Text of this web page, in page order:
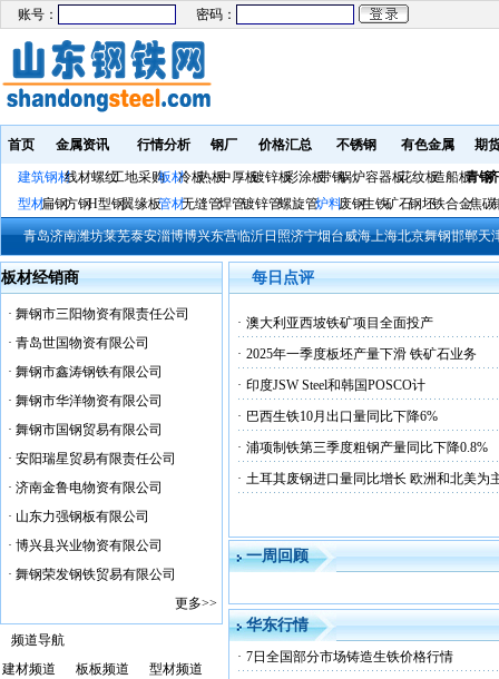
账号： 密码：
首页 金属资讯 行情分析 钢厂 价格汇总 不锈钢 有色金属 期
建筑钢材线材螺纹工地采购板材冷板热板中厚板镀锌板彩涂板带钢锅炉容器板花纹板造船板青钢
型材扁钢方钢H型钢翼缘板管材无缝管焊管镀锌管螺旋管炉料废钢生铁矿石钢坯铁合金焦碳
青岛济南潍坊莱芜泰安淄博博兴东营临沂日照济宁烟台威海上海北京舞钢邯郸天
板材经销商
· 舞钢市三阳物资有限责任公司
· 青岛世国物资有限公司
· 舞钢市鑫涛钢铁有限公司
· 舞钢市华洋物资有限公司
· 舞钢市国钢贸易有限公司
· 安阳瑞星贸易有限责任公司
· 济南金鲁电物资有限公司
· 山东力强钢板有限公司
· 博兴县兴业物资有限公司
· 舞钢荣发钢铁贸易有限公司
更多>>
频道导航
建材频道
板板频道
型材频道
每日点评
· 澳大利亚西坡铁矿项目全面投产
· 2025年一季度板坯产量下滑 铁矿石业务
· 印度JSW Steel和韩国POSCO计
· 巴西生铁10月出口量同比下降6%
· 浦项制铁第三季度粗钢产量同比下降0.8%
· 土耳其废钢进口量同比增长 欧洲和北美为
一周回顾
华东行情
· 7日全国部分市场铸造生铁价格行情